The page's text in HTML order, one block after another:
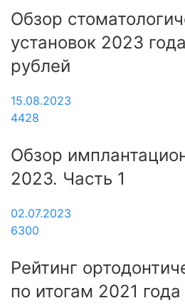
Обзор
установок 2023
рублей
15.08.2023
4428
Обзор
2023. Часть 1
02.07.2023
6300
Рейтинг
по итогам 2021 года